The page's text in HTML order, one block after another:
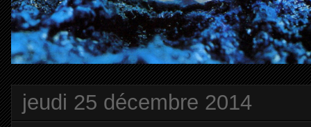
jeudi 25 décembre 2014